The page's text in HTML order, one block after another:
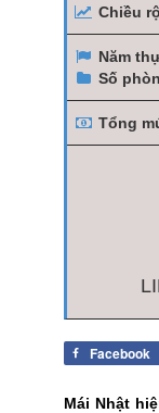
Chiều
Năm
Số
Tổng
Facebook
Mái Nhật